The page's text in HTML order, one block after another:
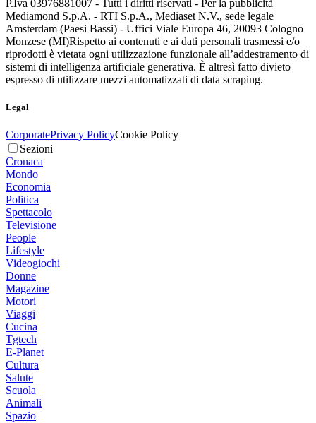
P.Iva 03976881007 - Tutti i diritti riservati - Per la pubblicità
Mediamond S.p.A. - RTI S.p.A., Mediaset N.V., sede legale
Amsterdam (Paesi Bassi) - Uffici Viale Europa 46, 20093 Cologno
Monzese (MI)Rispetto ai contenuti e ai dati personali trasmessi e/o
riprodotti è vietata ogni utilizzazione funzionale all’addestramento di
sistemi di intelligenza artificiale generativa. È altresì fatto divieto
espresso di utilizzare mezzi automatizzati di data scraping.
Legal
CorporatePrivacy PolicyCookie Policy
Sezioni
Cronaca
Mondo
Economia
Politica
Spettacolo
Televisione
People
Lifestyle
Videogiochi
Donne
Magazine
Motori
Viaggi
Cucina
Tgtech
E-Planet
Cultura
Salute
Scuola
Animali
Spazio